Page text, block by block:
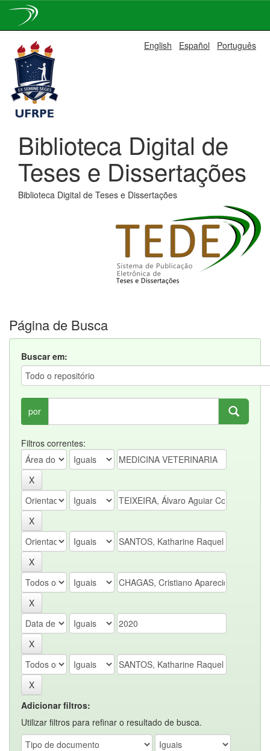
navigation
English Español Português
Biblioteca Digital de
Teses e Dissertações
Biblioteca Digital de Teses e Dissertações
Página de Busca
Buscar em:
por
Filtros correntes:
Adicionar filtros:
Utilizar filtros para refinar o resultado de busca.